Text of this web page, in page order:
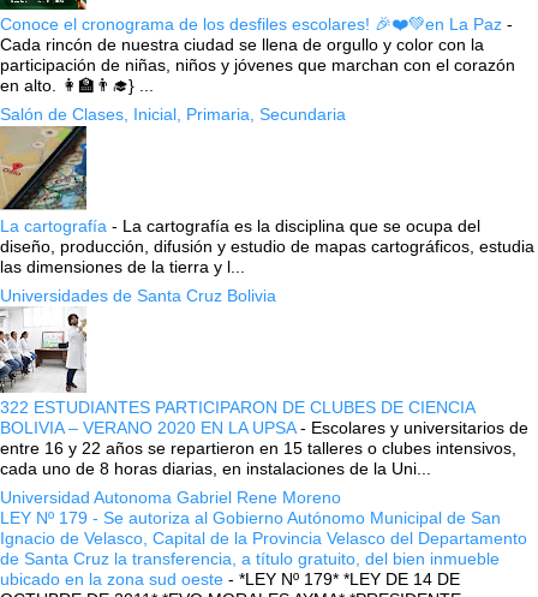
Conoce el cronograma de los desfiles escolares! 🎉❤️💚en La Paz -
Cada rincón de nuestra ciudad se llena de orgullo y color con la
participación de niñas, niños y jóvenes que marchan con el corazón
en alto. 👩‍🏫👨‍🎓} ...
Salón de Clases, Inicial, Primaria, Secundaria
La cartografía - La cartografía es la disciplina que se ocupa del
diseño, producción, difusión y estudio de mapas cartográficos, estudia
las dimensiones de la tierra y l...
Universidades de Santa Cruz Bolivia
322 ESTUDIANTES PARTICIPARON DE CLUBES DE CIENCIA
BOLIVIA – VERANO 2020 EN LA UPSA- Escolares y universitarios de
entre 16 y 22 años se repartieron en 15 talleres o clubes intensivos,
cada uno de 8 horas diarias, en instalaciones de la Uni...
Universidad Autonoma Gabriel Rene Moreno
LEY Nº 179 - Se autoriza al Gobierno Autónomo Municipal de San
Ignacio de Velasco, Capital de la Provincia Velasco del Departamento
de Santa Cruz la transferencia, a título gratuito, del bien inmueble
ubicado en la zona sud oeste - *LEY Nº 179* *LEY DE 14 DE